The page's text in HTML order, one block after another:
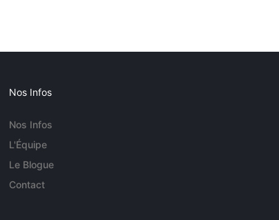
Nos Infos
Nos Infos
L'Équipe
Le Blogue
Contact